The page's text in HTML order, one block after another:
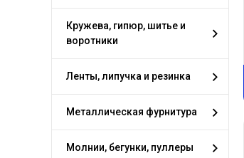
Кружева, гипюр, шитье и
воротники
Ленты, липучка и резинка
Металлическая фурнитура
Молнии, бегунки, пуллеры